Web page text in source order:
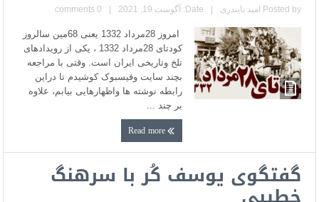
Posted by امید بایندری Date: آگوست 19, 2021 0 comments
امروز 28مرداد 1332 یعنی 68مین سالروز
کودتای 28مرداد 1332 ، یکی از رویدادهای
تلخ وتاریخی ایران است. وقتی با مراجعه
بچند سایت وفیسبوک کوشیدم تا دراین
رابطه نوشته ها واظهارهایی بیابم، علاوه
بر چند ...
Read more
گفتگوی یوسف کُر با سرهنگ